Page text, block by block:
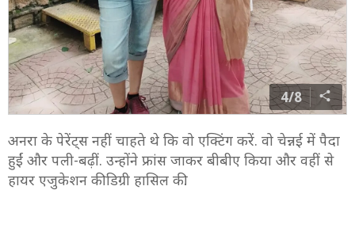
4/8
अनरा के पेरेंट्स नहीं चाहते थे कि वो एक्टिंग करें. वो चेन्नई में पैदा
हुईं और पली-बढ़ीं. उन्होंने फ्रांस जाकर बीबीए किया और वहीं से
हायर एजुकेशन की डिग्री हासिल की.